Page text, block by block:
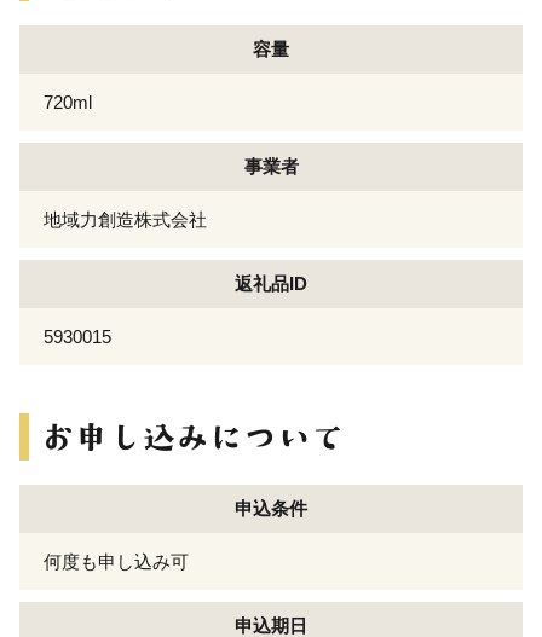
容量
720ml
事業者
地域力創造株式会社
返礼品ID
5930015
申込条件
何度も申し込み可
申込期日